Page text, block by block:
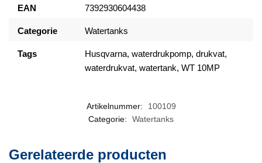
EAN 7392930604438
Categorie Watertanks
Tags
Husqvarna, waterdrukpomp, drukvat,
waterdrukvat, watertank, WT 10MP
Artikelnummer:
100109
Categorie:
Watertanks
Gerelateerde producten